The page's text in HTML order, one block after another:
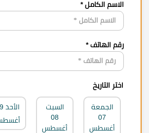
الاسم الكامل *
رقم الهاتف *
اختر التاريخ
الجمعة
07
أغسطس
السبت
08
أغسطس
الأحد